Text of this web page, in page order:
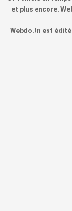
et plus encore.
Webdo.tn est édité